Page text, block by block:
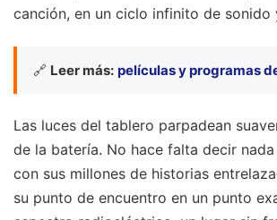
canción, en un ciclo infinito de sonido
🔗 Leer más: películas y programas
Las luces del tablero parpadean
de la batería. No hace falta decir
con sus millones de historias
su punto de encuentro en un punto